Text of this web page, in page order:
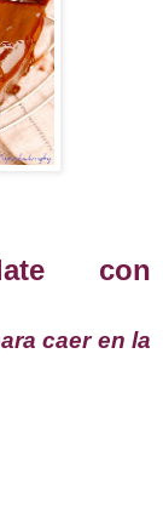
con
caer en la